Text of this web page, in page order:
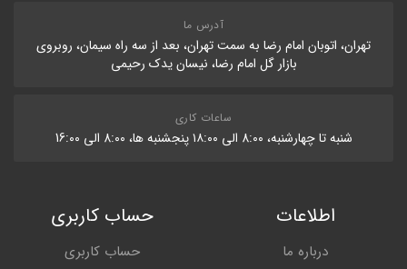
آدرس ما
تهران، اتوبان امام رضا به سمت تهران، بعد از سه راه سیمان، روبروی
بازار گل امام رضا، نیسان یدک رحیمی
ساعات کاری
شنبه تا چهارشنبه، 8:۰۰ الی ۱۸:۰۰ پنجشنبه ها، 8:۰۰ الی 16:۰۰
اطلاعات
درباره ما
حساب کاربری
حساب کاربری